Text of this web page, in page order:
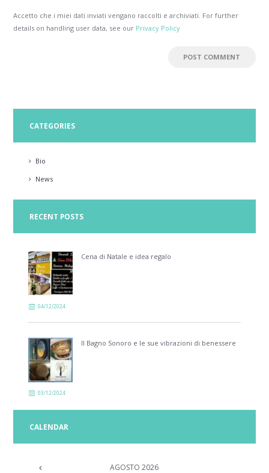
Accetto che i miei dati inviati vengano raccolti e archiviati. For further
details on handling user data, see our Privacy Policy
CATEGORIES
Bio
News
RECENT POSTS
Cena di Natale e idea regalo
04/12/2024
Il Bagno Sonoro e le sue vibrazioni di benessere
03/12/2024
CALENDAR
AGOSTO 2026